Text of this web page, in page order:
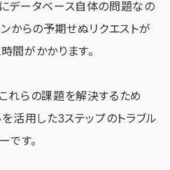
データベース自体の問題なの
からの予期せぬリクエストが
間がかかります。
れらの課題を解決するため
活用した3ステップのトラブル
です。